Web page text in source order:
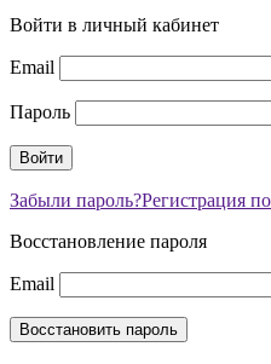
Войти в личный кабинет
Email
Пароль
Забыли пароль?Регистрация
Восстановление пароля
Email